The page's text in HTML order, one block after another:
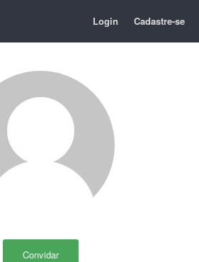
Login Cadastre-se
Convidar